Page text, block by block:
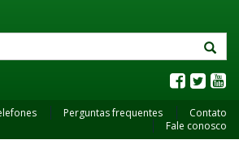
Perguntas frequentes
Contato
Fale conosco